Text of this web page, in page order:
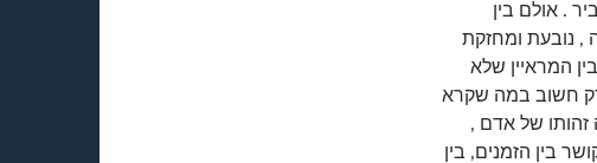
. אולם בין
, נובעת ומחזקת
המראיין שלא
חשוב במה שקרא
זהותו של אדם ,
בין הזמנים, בין